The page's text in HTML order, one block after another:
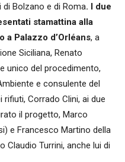
Bolzano e di Roma. I due
stamattina alla
a Palazzo d’Orléans, a
Siciliana, Renato
unico del procedimento,
e consulente del
Corrado Clini, ai due
il progetto, Marco
e Francesco Martino della
Claudio Turrini, anche lui di